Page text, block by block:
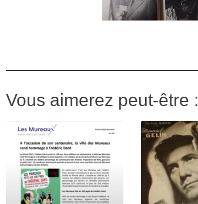
Vous aimerez peut-être :